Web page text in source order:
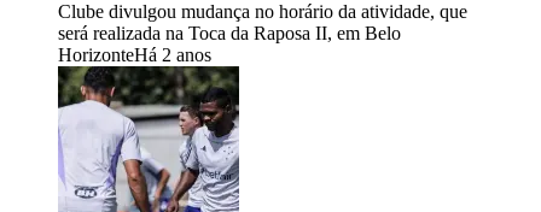
Clube divulgou mudança no horário da atividade, que
será realizada na Toca da Raposa II, em Belo
HorizonteHá 2 anos